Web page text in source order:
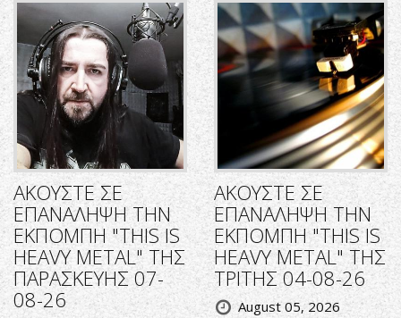
ΑΚΟΥΣΤΕ ΣΕ
ΕΠΑΝΑΛΗΨΗ ΤΗΝ
ΕΚΠΟΜΠΗ "THIS IS
HEAVY METAL" ΤΗΣ
ΠΑΡΑΣΚΕΥΗΣ 07-
08-26
ΑΚΟΥΣΤΕ ΣΕ
ΕΠΑΝΑΛΗΨΗ ΤΗΝ
ΕΚΠΟΜΠΗ "THIS IS
HEAVY METAL" ΤΗΣ
ΤΡΙΤΗΣ 04-08-26
August 05, 2026